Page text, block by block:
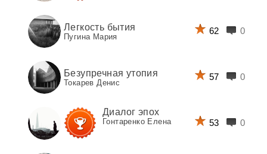
Легкость бытия
Пугина Мария
62 0
Безупречная утопия
Токарев Денис
57 0
Диалог эпох
Гонтаренко Елена 53 0